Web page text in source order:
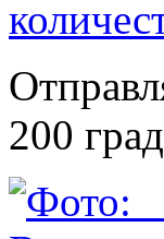
200